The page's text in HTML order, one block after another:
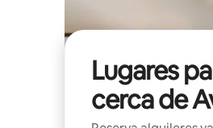
Lugares
cerca de